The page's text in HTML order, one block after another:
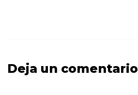
Deja un comentario